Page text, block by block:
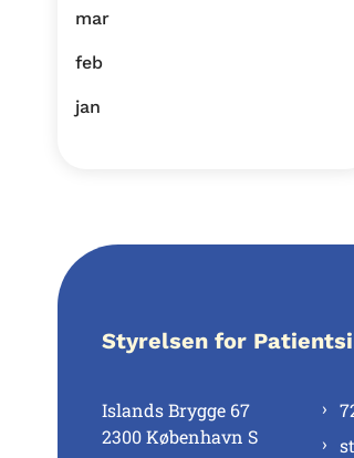
mar
feb
jan
Styrelsen for
Islands Brygge 67
2300 København S